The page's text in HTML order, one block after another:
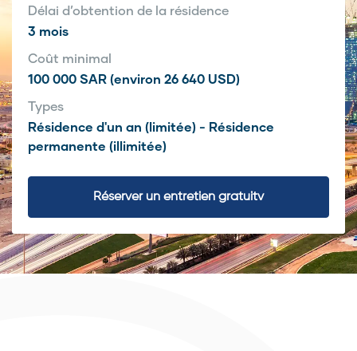
Délai d’obtention de la résidence
3 mois
Coût minimal
100 000 SAR (environ 26 640 USD)
Types
Résidence d'un an (limitée) - Résidence
permanente (illimitée)
Réserver un entretien gratuitv